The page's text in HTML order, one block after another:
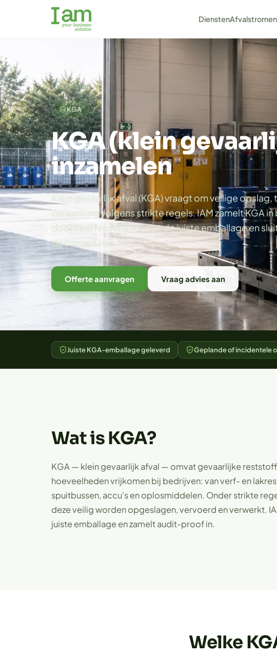
DienstenAfvalstromen
← Diensten
KGA
KGA (klein
inzamelen
Klein gevaarlijk afval (KGA) vraagt om veilige
verwerking volgens strikte regels. IAM zamelt KGA
door heel Nederland, met de juiste emballage en
documentatie.
Offerte aanvragen Vraag advies aan
Juiste KGA-emballage geleverd Geplande of incidentele
Wat is KGA?
KGA — klein gevaarlijk afval — omvat gevaarlijke
hoeveelheden vrijkomen bij bedrijven: van verf- en
spuitbussen, accu's en oplosmiddelen. Onder strikte
deze veilig worden opgeslagen, vervoerd en verwerkt.
juiste emballage en zamelt audit-proof in.
Welke